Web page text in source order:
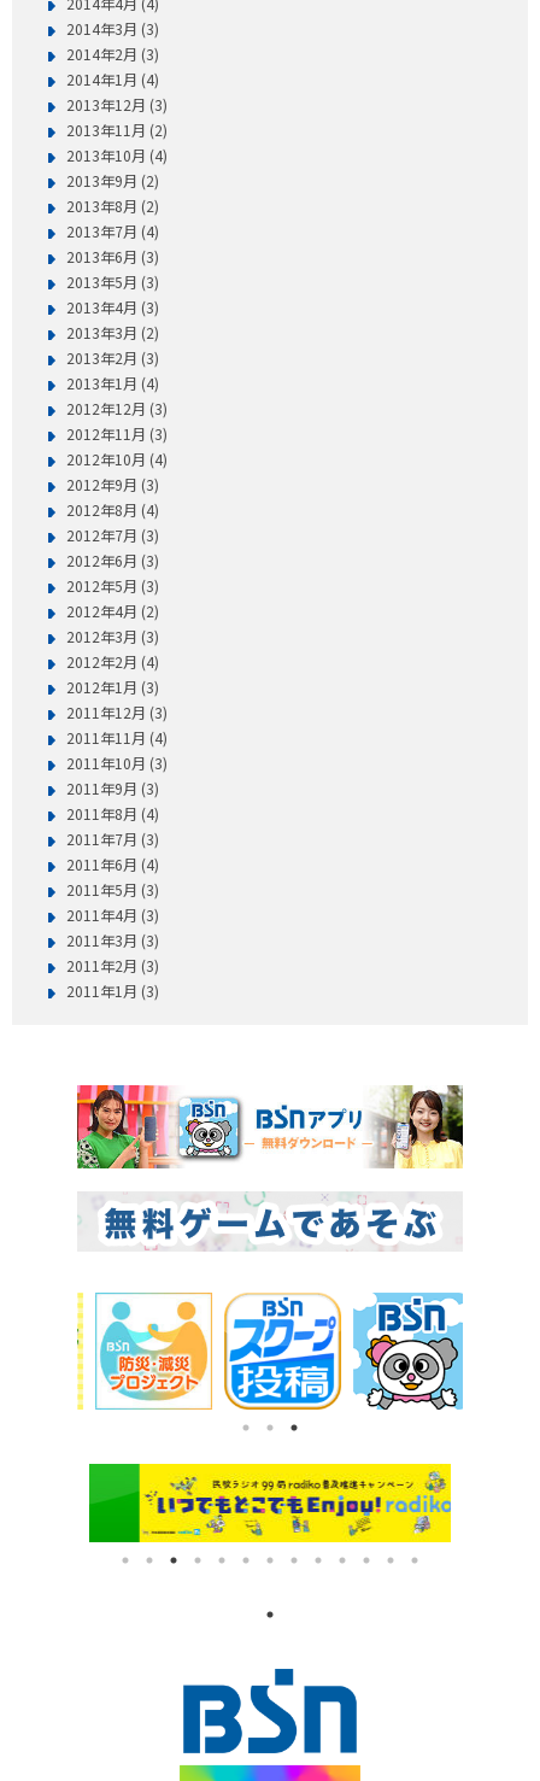
2014年3月 (3)
2014年2月 (3)
2014年1月 (4)
2013年12月 (3)
2013年11月 (2)
2013年10月 (4)
2013年9月 (2)
2013年8月 (2)
2013年7月 (4)
2013年6月 (3)
2013年5月 (3)
2013年4月 (3)
2013年3月 (2)
2013年2月 (3)
2013年1月 (4)
2012年12月 (3)
2012年11月 (3)
2012年10月 (4)
2012年9月 (3)
2012年8月 (4)
2012年7月 (3)
2012年6月 (3)
2012年5月 (3)
2012年4月 (2)
2012年3月 (3)
2012年2月 (4)
2012年1月 (3)
2011年12月 (3)
2011年11月 (4)
2011年10月 (3)
2011年9月 (3)
2011年8月 (4)
2011年7月 (3)
2011年6月 (4)
2011年5月 (3)
2011年4月 (3)
2011年3月 (3)
2011年2月 (3)
2011年1月 (3)